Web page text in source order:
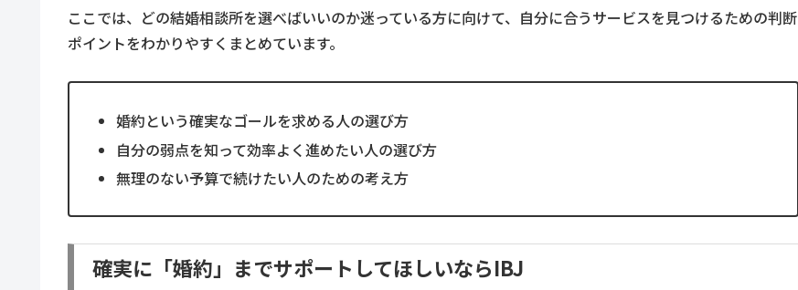
ここでは、どの結婚相談所を選べばいいのか迷っている方に向けて、自分に合うサービスを見つけるための判断
ポイントをわかりやすくまとめています。
婚約という確実なゴールを求める人の選び方
自分の弱点を知って効率よく進めたい人の選び方
無理のない予算で続けたい人のための考え方
確実に「婚約」までサポートしてほしいならIBJ